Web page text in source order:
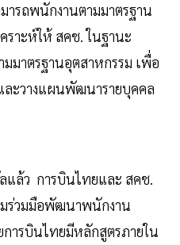
รถพนักงานตามมาตรฐาน
ราะห์ให้ สคช. ในฐานะ
มาตรฐานอุตสาหกรรม เพื่อ
ะวางแผนพัฒนารายบุคคล
ล้ว การบินไทยและ สคช.
มร่วมมือพัฒนาพนักงาน
ารบินไทยมีหลักสูตรภายใน